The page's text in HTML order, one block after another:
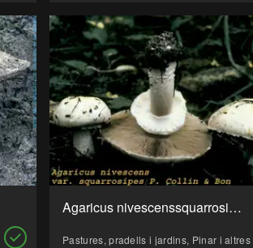
Agaricus nivescenssquarrosipes (Xampinyó)